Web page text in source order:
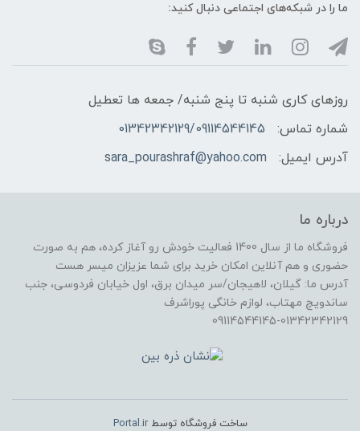
ما را در شبکه‌های اجتماعی دنبال کنید:
روزهای کاری شنبه تا پنج شنبه/ جمعه ها تعطیل
شماره تماس:
01342342129/09114544145
آدرس ایمیل:
sara_pourashraf@yahoo.com
درباره ما
فروشگاه ما از سال 1400 فعالیت خودش رو آغاز کرده، هم به صورت
حضوری و هم آنلاین امکان خرید برای شما عزیزان میسر هست
آدرس ما: گیلان، لاهیجان/سر میدان برق، اول خیابان فردوسی، جنب
ساندویچ مهتاب، لوازم خانگی پوراشرف
09114544145-01342342129
ساخت فروشگاه توسطPortal.ir